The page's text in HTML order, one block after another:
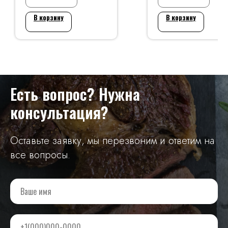
В корзину В корзину
Есть вопрос? Нужна
консультация?
Оставьте заявку, мы перезвоним и ответим на
все вопросы.